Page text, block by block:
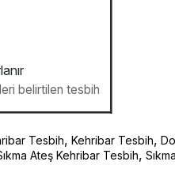
belirtilen tesbih
Tesbih, Kehribar Tesbih,
Ateş Kehribar Tesbih,